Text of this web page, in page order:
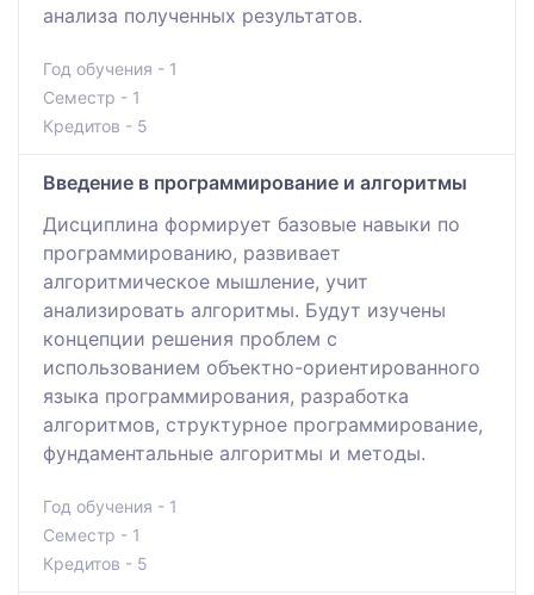
анализа полученных результатов.
Год обучения - 1
Семестр - 1
Кредитов - 5
Введение в программирование и алгоритмы
Дисциплина формирует базовые навыки по
программированию, развивает
алгоритмическое мышление, учит
анализировать алгоритмы. Будут изучены
концепции решения проблем с
использованием объектно-ориентированного
языка программирования, разработка
алгоритмов, структурное программирование,
фундаментальные алгоритмы и методы.
Год обучения - 1
Семестр - 1
Кредитов - 5